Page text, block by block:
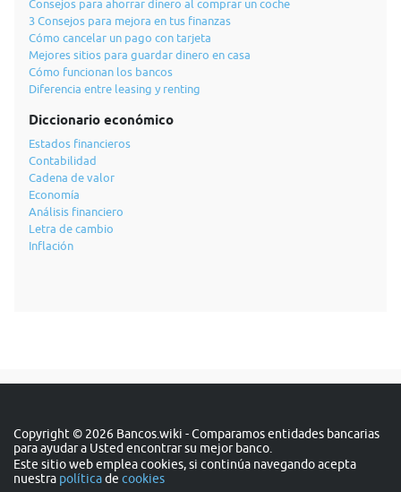
Consejos para ahorrar dinero al comprar un coche
3 Consejos para mejora en tus finanzas
Cómo cancelar un pago con tarjeta
Mejores sitios para guardar dinero en casa
Cómo funcionan los bancos
Diferencia entre leasing y renting
Diccionario económico
Estados financieros
Contabilidad
Cadena de valor
Economía
Análisis financiero
Letra de cambio
Inflación
Copyright © 2026 Bancos.wiki - Comparamos entidades bancarias
para ayudar a Usted encontrar su mejor banco.
Este sitio web emplea cookies, si continúa navegando acepta
nuestra políticade cookies